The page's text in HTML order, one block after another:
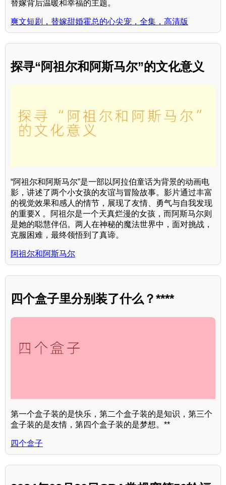
替嫁背后温暖和幸福的主题。
爽文短剧，替嫁甜婚霍总的心尖宠，全集，高清版
探寻“阿祖尔和阿斯马尔”的文化意义
“阿祖尔和阿斯马尔”是一部以阿拉伯童话为背景的动画电
影，讲述了两个小女孩的友谊与冒险故事。影片通过丰富
的视觉效果和感人的情节，展现了友情、勇气与自我发现
的重要X 。阿祖尔是一个天真烂漫的女孩，而阿斯马尔则
是她的聪慧伴侣。两人在神秘的魔法世界中，面对挑战，
克服困难，最终领悟到了真谛。
阿祖尔和阿斯马尔
四个盒子里分别装了什么？****
第一个盒子装的是快乐，第二个盒子装的是知识，第三个
盒子装的是友情，第四个盒子装的是梦想。**
四个盒子